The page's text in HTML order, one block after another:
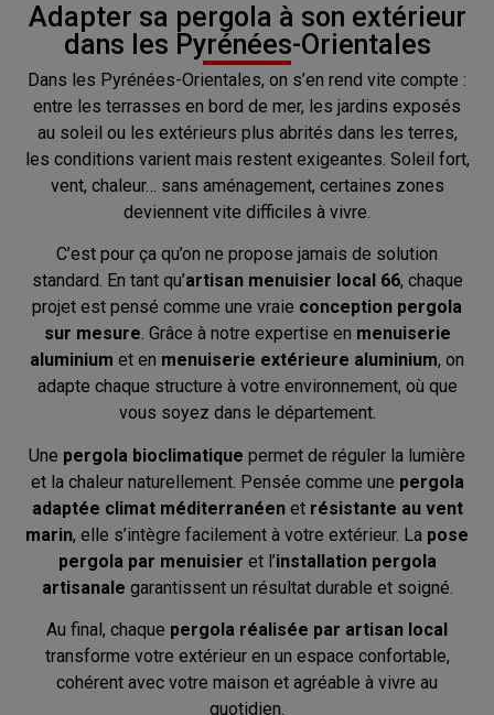
Adapter sa pergola à son extérieur
dans les Pyrénées-Orientales
Dans les Pyrénées-Orientales, on s’en rend vite compte :
entre les terrasses en bord de mer, les jardins exposés
au soleil ou les extérieurs plus abrités dans les terres,
les conditions varient mais restent exigeantes. Soleil fort,
vent, chaleur… sans aménagement, certaines zones
deviennent vite difficiles à vivre.
C’est pour ça qu’on ne propose jamais de solution
standard. En tant qu’artisan menuisier local 66, chaque
projet est pensé comme une vraie conception pergola
sur mesure. Grâce à notre expertise en menuiserie
aluminium et en menuiserie extérieure aluminium, on
adapte chaque structure à votre environnement, où que
vous soyez dans le département.
Une pergola bioclimatique permet de réguler la lumière
et la chaleur naturellement. Pensée comme une pergola
adaptée climat méditerranéenet résistante au vent
marin, elle s’intègre facilement à votre extérieur. La pose
pergola par menuisier et l’installation pergola
artisanale garantissent un résultat durable et soigné.
Au final, chaque pergola réalisée par artisan local
transforme votre extérieur en un espace confortable,
cohérent avec votre maison et agréable à vivre au
quotidien.